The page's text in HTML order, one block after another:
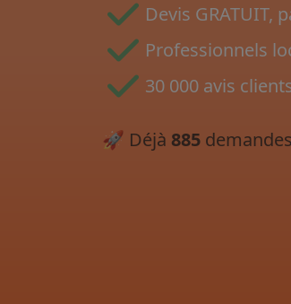
Devis GRATUIT,
Professionnels
30 000 avis
🚀 Déjà 885